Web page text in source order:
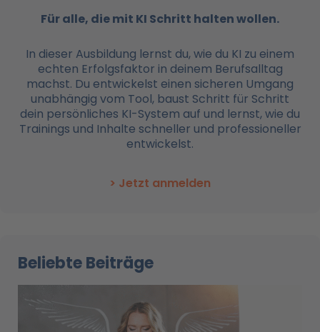
Für alle, die mit KI Schritt halten wollen.
In dieser Ausbildung lernst du, wie du KI zu einem
echten Erfolgsfaktor in deinem Berufsalltag
machst. Du entwickelst einen sicheren Umgang
unabhängig vom Tool, baust Schritt für Schritt
dein persönliches KI-System auf und lernst, wie du
Trainings und Inhalte schneller und professioneller
entwickelst.
> Jetzt anmelden
Beliebte Beiträge